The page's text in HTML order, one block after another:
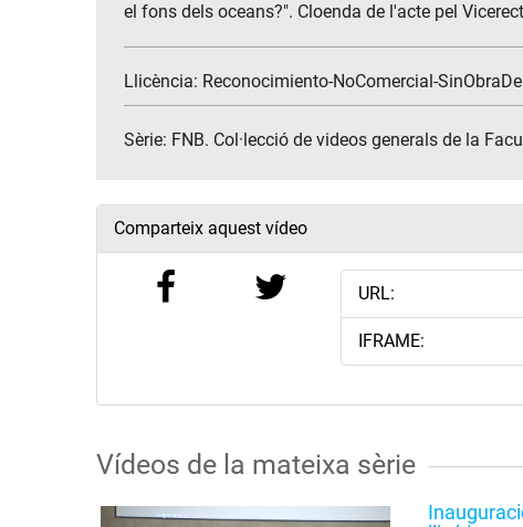
el fons dels oceans?". Cloenda de l'acte pel
Llicència: Reconocimiento-NoComercial-
Sèrie: FNB. Col·lecció de videos generals de la
Comparteix aquest vídeo
URL:
IFRAME:
Vídeos de la mateixa sèrie